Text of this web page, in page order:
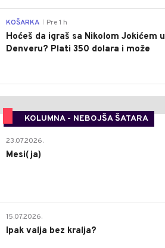
KOŠARKA Pre 1 h
Hoćeš da igraš sa Nikolom Jokićem u
Denveru? Plati 350 dolara i može
KOLUMNA - NEBOJŠA ŠATARA
23.07.2026.
Mesi(ja)
15.07.2026.
Ipak valja bez kralja?